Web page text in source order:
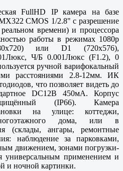
FullHD IP камера на базе
CMOS 1/2.8" с разрешение
времени) и процессора
работы в режимах 1080p
или D1 (720x576),
Ч/Б 0.001Люкс (F1.2), 0
ручной варифокальный
расстояниями 2.8-12мм. ИК
что позволяет видеть до
DC12В 450мА. Корпус
(IP66). Камера
на улице: коттеджи,
дома, или в
(склады, ангары, ремонтные
наблюдение за парковками,
движением, зонами погрузки-
универсальным применением и
и ночной картинки.